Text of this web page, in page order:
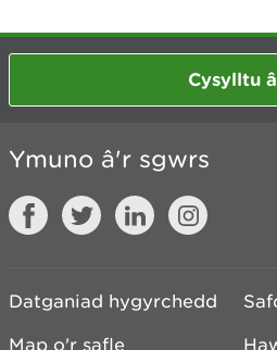
Cysylltu
Ymuno â'r sgwrs
Datganiad hygyrchedd
Map o'r safle